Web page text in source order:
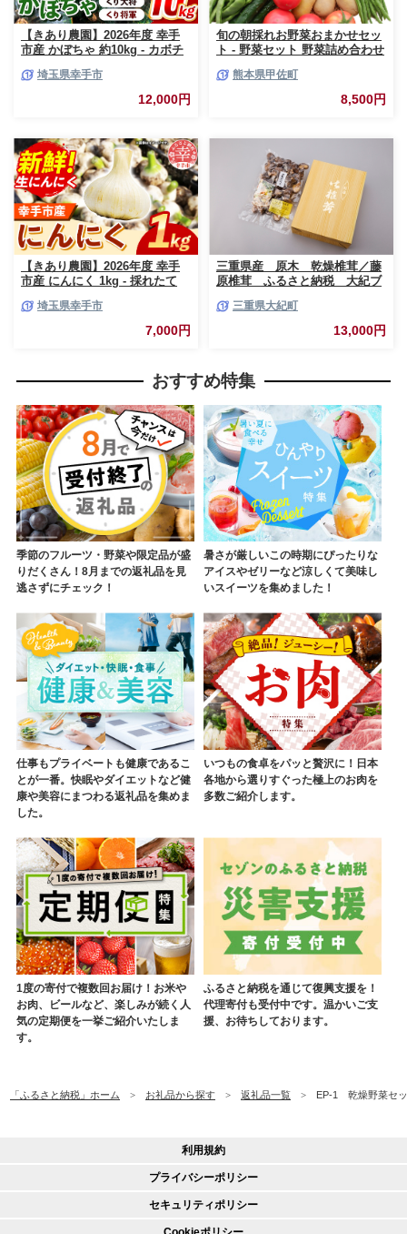
【きあり農園】2026年度 幸手
市産 かぼちゃ 約10kg - カボチ
直送 野菜 ベジタブル 美味しい
おいしい 緑黄色野菜 大容量 国
産 おすすめ 送料無料 埼玉県 幸
埼玉県幸手市
12,000円
旬の朝採れお野菜おまかせセッ
ト - 野菜セット 野菜詰め合わせ
れ 国産 熊本県産 お任せ 何が入
っているかはお楽しみ 7種類前
後 おすすめ 熊本県 甲佐町【価
熊本県甲佐町
8,500円
【きあり農園】2026年度 幸手
市産 にんにく 1kg - 採れたて
野菜 ベジタブル 美味しい おい
しい 根菜 スタミナ 大蒜 生にん
にく 国産 おすすめ 送料無料 埼
埼玉県幸手市
7,000円
三重県産 原木 乾燥椎茸／藤
原椎茸 ふるさと納税 大紀ブ
ノコ きのこ 三重県 大紀町
三重県大紀町
13,000円
おすすめ特集
季節のフルーツ・野菜や限定品が盛
りだくさん！8月までの返礼品を見
逃さずにチェック！
暑さが厳しいこの時期にぴったりな
アイスやゼリーなど涼しくて美味し
いスイーツを集めました！
仕事もプライベートも健康であるこ
とが一番。快眠やダイエットなど健
康や美容にまつわる返礼品を集めま
した。
いつもの食卓をパッと贅沢に！日本
各地から選りすぐった極上のお肉を
多数ご紹介します。
1度の寄付で複数回お届け！お米や
お肉、ビールなど、楽しみが続く人
気の定期便を一挙ご紹介いたしま
す。
ふるさと納税を通じて復興支援を！
代理寄付も受付中です。温かいご支
援、お待ちしております。
「ふるさと納税」ホーム お礼品から探す 返礼品一覧 EP-1 乾燥野菜セッ
利用規約
プライバシーポリシー
セキュリティポリシー